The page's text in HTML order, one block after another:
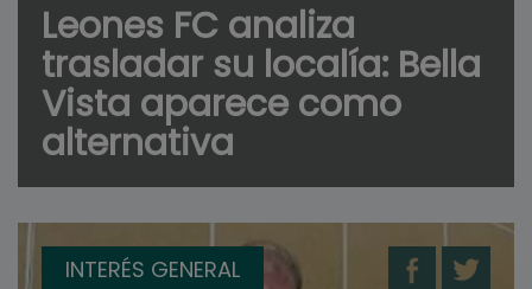
Leones FC analiza
trasladar su localía: Bella
Vista aparece como
alternativa
INTERÉS GENERAL